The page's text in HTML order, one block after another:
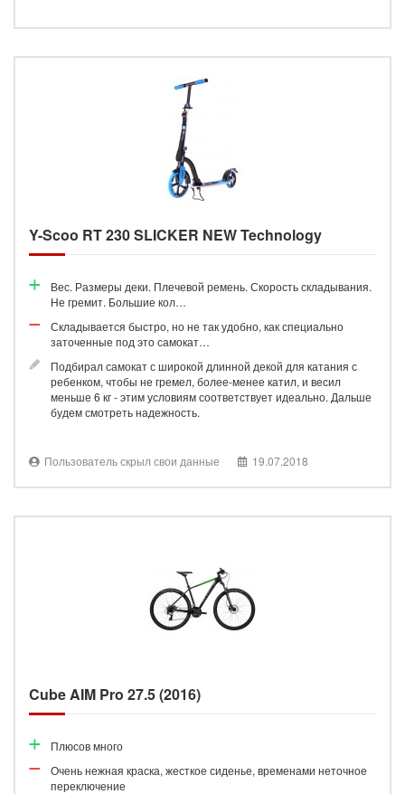
Y-Scoo RT 230 SLICKER NEW Technology
Вес. Размеры деки. Плечевой ремень. Скорость складывания.
Не гремит. Большие кол…
Складывается быстро, но не так удобно, как специально
заточенные под это самокат…
Подбирал самокат с широкой длинной декой для катания с
ребенком, чтобы не гремел, более-менее катил, и весил
меньше 6 кг - этим условиям соответствует идеально. Дальше
будем смотреть надежность.
Пользователь скрыл свои данные 19.07.2018
Cube AIM Pro 27.5 (2016)
Плюсов много
Очень нежная краска, жесткое сиденье, временами неточное
переключение